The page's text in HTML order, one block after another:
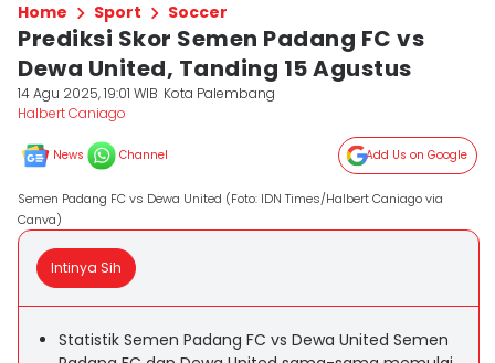
Home Sport Soccer
Prediksi Skor Semen Padang FC vs
Dewa United, Tanding 15 Agustus
14 Agu 2025, 19:01 WIB Kota Palembang
Halbert Caniago
News Channel Add Us on Google
Semen Padang FC vs Dewa United (Foto: IDN Times/Halbert Caniago via
Canva)
Intinya Sih
Statistik Semen Padang FC vs Dewa United Semen